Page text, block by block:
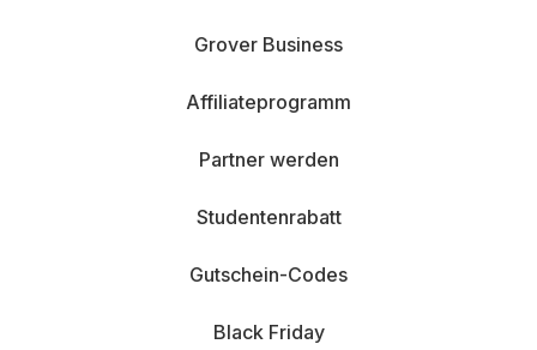
Grover Business
Affiliateprogramm
Partner werden
Studentenrabatt
Gutschein-Codes
Black Friday